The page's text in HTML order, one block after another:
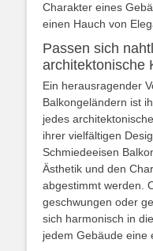
Charakter eines
einen Hauch von
Passen sich
architektonische
Ein herausragender
Balkongeländern ist
jedes
ihrer vielfältigen
Schmiedeeisen
Ästhetik und den
abgestimmt werden.
geschwungen oder
sich harmonisch in
jedem Gebäude eine